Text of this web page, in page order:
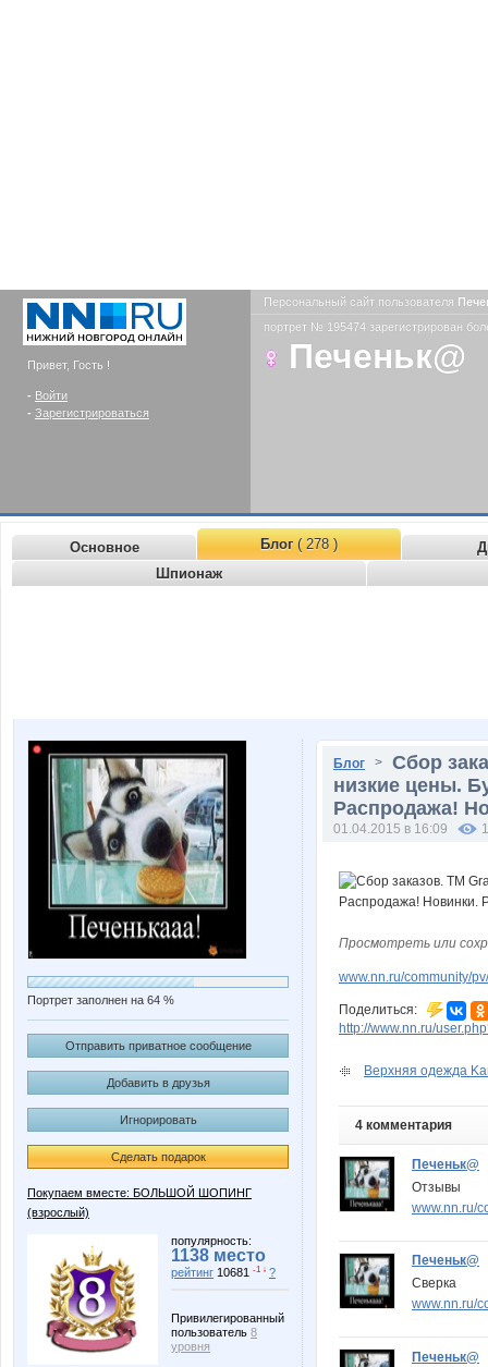
Привет, Гость !
- Войти
- Зарегистрироваться
Персональный сайт пользователя
портрет № 195474 зарегистрирован
Печеньк@
Основное Блог( 278 )
Шпионаж
Портрет заполнен на 64 %
Отправить приватное сообщение
Добавить в друзья
Игнорировать
Сделать подарок
Покупаем вместе: БОЛЬШОЙ ШОПИНГ
(взрослый)
популярность:
1138 место
рейтинг 10681 -1 ↓ ?
Привилегированный
пользователь 8
уровня
Блог > Сбор
низкие цены.
Распродажа!
01.04.2015 в 16:09
Просмотреть или
www.nn.ru/community/
Поделиться:
http://www.nn.ru/
Верхняя одежда
4 комментария
Печеньк@
Отзывы
www.nn.ru/
Печеньк@
Сверка
www.nn.ru/
Печеньк@